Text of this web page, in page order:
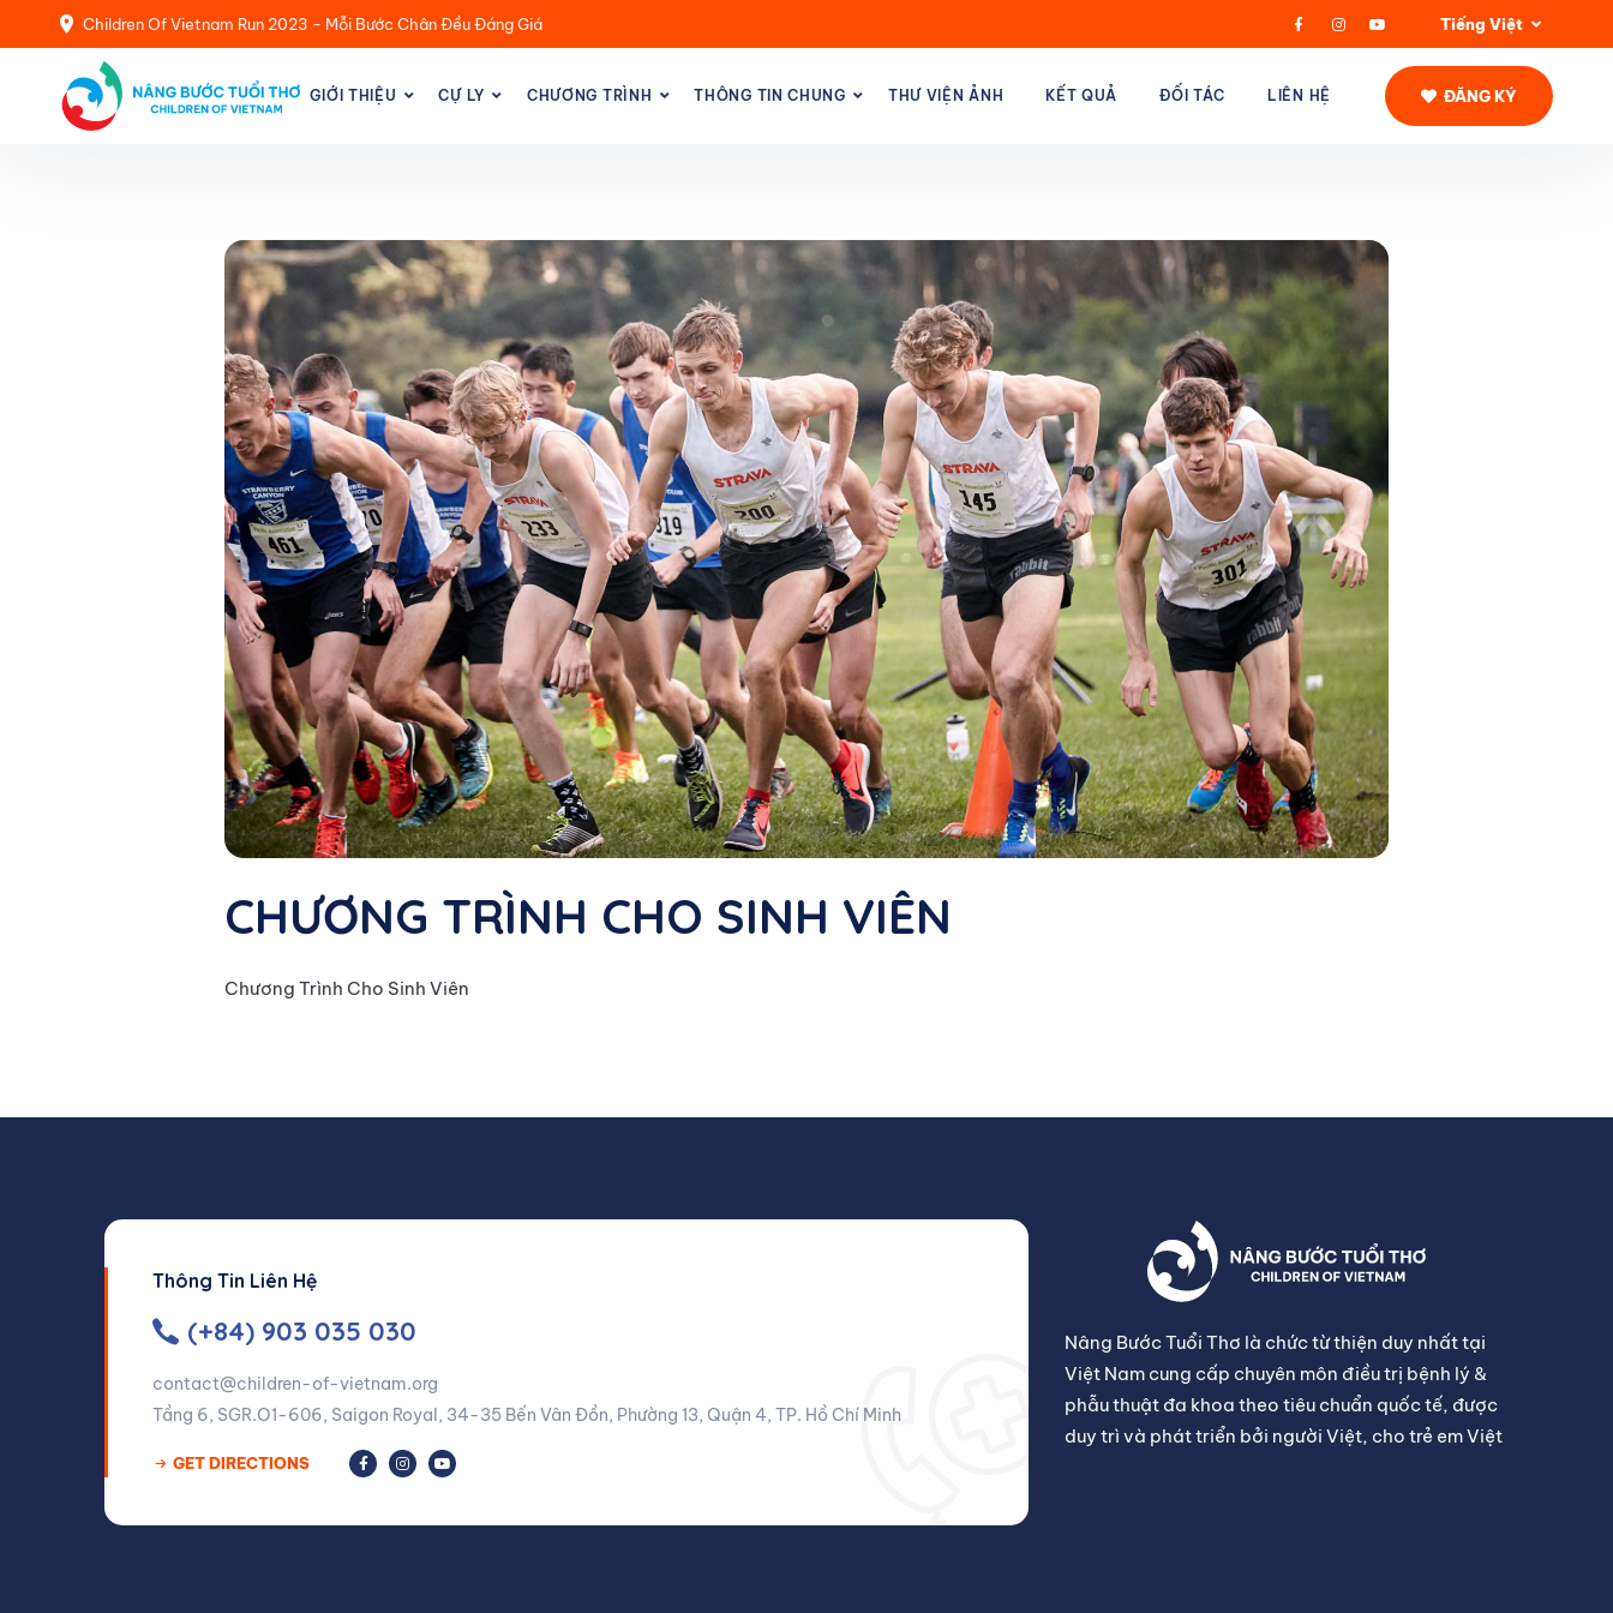
Children Of Vietnam Run 2023 - Mỗi Bước Chân Đều Đáng Giá Tiếng Việt
GIỚI THIỆU CỰ LY CHƯƠNG TRÌNH THÔNG TIN CHUNG THƯ VIỆN ẢNH KẾT QUẢ ĐỐI TÁC LIÊN HỆ ĐĂNG KÝ
CHƯƠNG TRÌNH CHO SINH VIÊN
Chương Trình Cho Sinh Viên
Thông Tin Liên Hệ
(+84) 903 035 030
contact@children-of-vietnam.org
Tầng 6, SGR.O1-606, Saigon Royal, 34-35 Bến Vân Đồn, Phường 13, Quận 4, TP. Hồ Chí Minh
GET DIRECTIONS
Nâng Bước Tuổi Thơ là chức từ thiện duy nhất tại
Việt Nam cung cấp chuyên môn điều trị bệnh lý &
phẫu thuật đa khoa theo tiêu chuẩn quốc tế, được
duy trì và phát triển bởi người Việt, cho trẻ em Việt